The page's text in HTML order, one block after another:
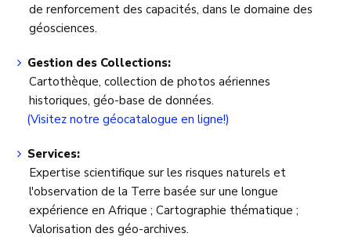
de renforcement des capacités, dans le domaine des
géosciences.
Gestion des Collections:
Cartothèque, collection de photos aériennes
historiques, géo-base de données.
(Visitez notre géocatalogue en ligne!)
Services:
Expertise scientifique sur les risques naturels et
l'observation de la Terre basée sur une longue
expérience en Afrique ; Cartographie thématique ;
Valorisation des géo-archives.